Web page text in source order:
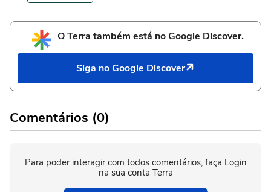
O Terra também está no Google Discover.
Siga no Google Discover
Comentários (0)
Para poder interagir com todos comentários, faça Login
na sua conta Terra